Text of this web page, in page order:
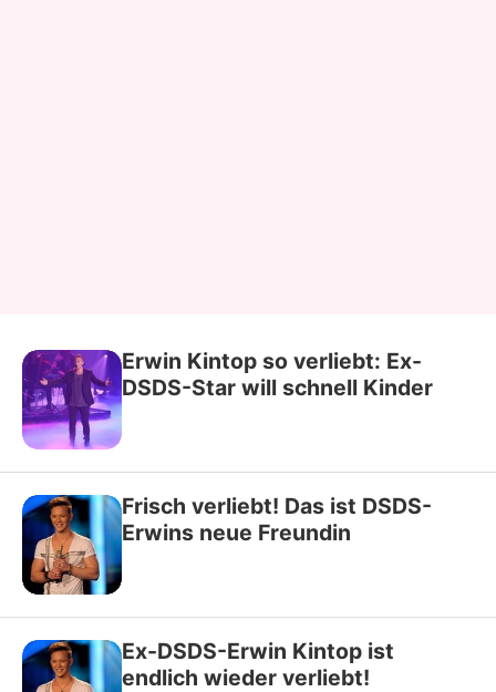
Erwin Kintop so verliebt: Ex-
DSDS-Star will schnell Kinder
Frisch verliebt! Das ist DSDS-
Erwins neue Freundin
Ex-DSDS-Erwin Kintop ist
endlich wieder verliebt!